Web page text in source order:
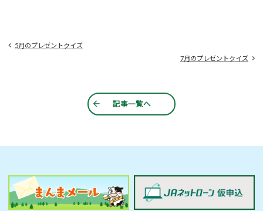
5月のプレゼントクイズ
7月のプレゼントクイズ
記事一覧へ